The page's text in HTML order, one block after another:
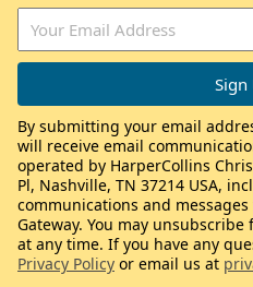
By submitting your email
will receive email
operated by HarperCollins
Pl, Nashville, TN 37214 USA,
communications and
Gateway. You may unsubscribe
at any time. If you have any
Privacy Policy or email us at